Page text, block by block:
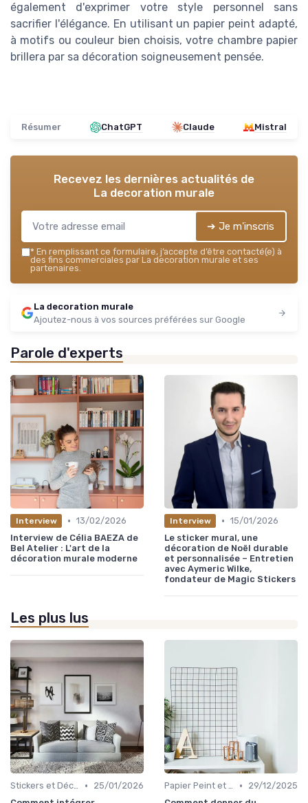
également d'exprimer votre style personnel sans
sacrifier l'élégance. En utilisant un papier peint adapté,
à motifs ou couleur bien choisis, votre chambre papier
brillera par sa décoration soigneusement pensée.
Résumer ChatGPT Claude Mistral
Recevez les dernières actualités de
La decoration murale
➔ Je m'inscris
* En remplissant ce formulaire, j’accepte d’être contacté(e) à
des fins commerciales par La decoration murale et ses
partenaires.
La decoration murale
Ajoutez-nous à vos sources préférées sur Google
Parole d'experts
Interview • 13/02/2026
Interview de Célia BAEZA de
Bel Atelier : L'art de la
décoration murale moderne
Interview • 15/01/2026
Le sticker mural, une
décoration de Noël durable
et personnalisée – Entretien
avec Aymeric Wilke,
fondateur de Magic Stickers
Les plus lus
Stickers et Décalcomanies Muraux •
25/01/2026
Papier Peint et Revêtements Muraux •
29/12/2025